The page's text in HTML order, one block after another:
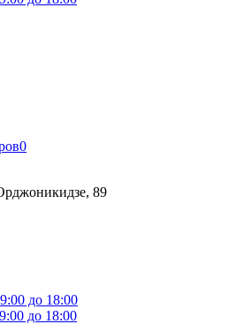
0
89
до 18:00
до 18:00